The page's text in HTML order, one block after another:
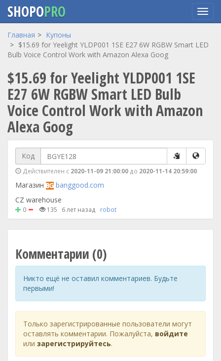
Перейти
основному
SHOPOPRO
Главная
Купоны
$15.69 for Yeelight YLDP001 1SE E27 6W RGBW Smart LED
Bulb Voice Control Work with Amazon Alexa Goog
$15.69 for Yeelight YLDP001 1SE
E27 6W RGBW Smart LED Bulb
Voice Control Work with Amazon
Alexa Goog
Код
Действителен с 2020-11-09 21:00:00 до 2020-11-14 20:59:00
Магазин
banggood.com
CZ warehouse
0 135 6 лет назад robot
Комментарии (0)
Никто ещё не оставил комментариев. Будьте
первыми!
Только зарегистрированные пользователи могут
оставлять комментарии. Пожалуйста, войдите
или зарегистрируйтесь.